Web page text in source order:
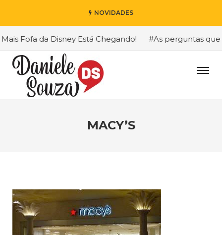
NOVIDADES
Fofa da Disney Está Chegando! #As perguntas que
MACY’S